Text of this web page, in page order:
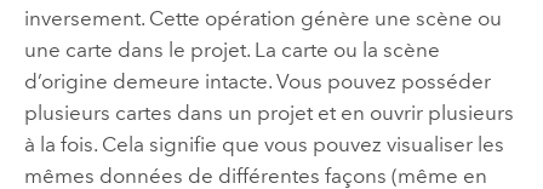
inversement. Cette opération génère une scène ou
une carte dans le projet. La carte ou la scène
d’origine demeure intacte. Vous pouvez posséder
plusieurs cartes dans un projet et en ouvrir plusieurs
à la fois. Cela signifie que vous pouvez visualiser les
mêmes données de différentes façons (même en